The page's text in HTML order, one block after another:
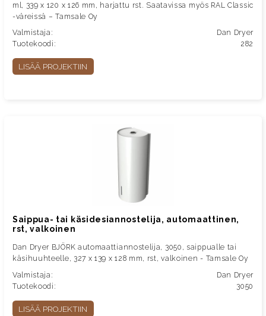
ml, 339 x 120 x 126 mm, harjattu rst. Saatavissa myös RAL Classic
-väreissä – Tamsale Oy
Valmistaja:
Dan Dryer
Tuotekoodi:
282
LISÄÄ PROJEKTIIN
Saippua- tai käsidesiannostelija, automaattinen,
rst, valkoinen
Dan Dryer BJÖRK automaattiannostelija, 3050, saippualle tai
käsihuuhteelle, 327 x 139 x 128 mm, rst, valkoinen - Tamsale Oy
Valmistaja:
Dan Dryer
Tuotekoodi:
3050
LISÄÄ PROJEKTIIN